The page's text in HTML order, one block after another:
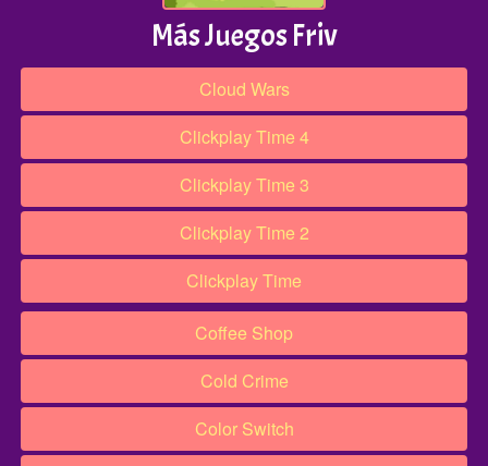
Más Juegos Friv
Cloud Wars
Clickplay Time 4
Clickplay Time 3
Clickplay Time 2
Clickplay Time
Coffee Shop
Cold Crime
Color Switch